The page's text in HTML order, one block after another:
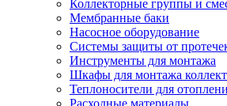
Коллекторные группы и
Мембранные баки
Насосное оборудование
Системы защиты от
Инструменты для монтажа
Шкафы для монтажа
Теплоносители для
Расходные материалы